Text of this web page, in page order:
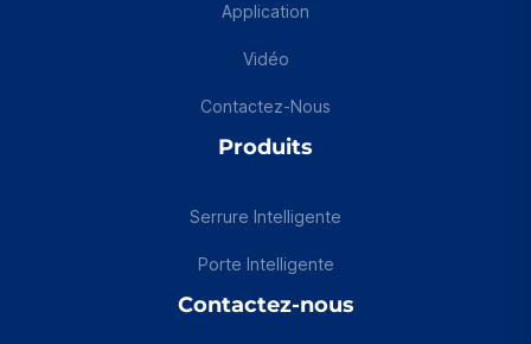
Application
Vidéo
Contactez-Nous
Produits
Serrure Intelligente
Porte Intelligente
Contactez-nous